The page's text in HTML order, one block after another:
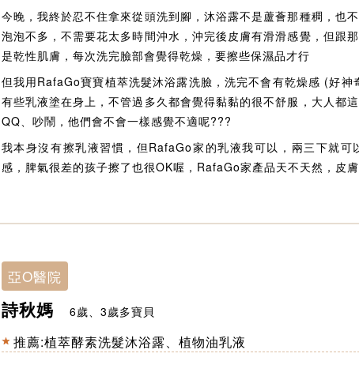
今晚，我終於忍不住拿來從頭洗到腳，沐浴露不是蘆薈那種稠，也
泡泡不多，不需要花太多時間沖水，沖完後皮膚有滑滑感覺，但跟
是乾性肌膚，每次洗完臉部會覺得乾燥，要擦些保濕品才行
但我用RafaGo寶寶植萃洗髮沐浴露洗臉，洗完不會有乾燥感 (好神
有些乳液塗在身上，不管過多久都會覺得黏黏的很不舒服，大人都
QQ、吵鬧，他們會不會一樣感覺不適呢???
我本身沒有擦乳液習慣，但RafaGo家的乳液我可以，兩三下就
感，脾氣很差的孩子擦了也很OK喔，RafaGo家產品天不天然，皮
亞O醫院
詩秋媽 6歲、3歲多寶貝
推薦:植萃酵素洗髮沐浴露、 植物油乳液